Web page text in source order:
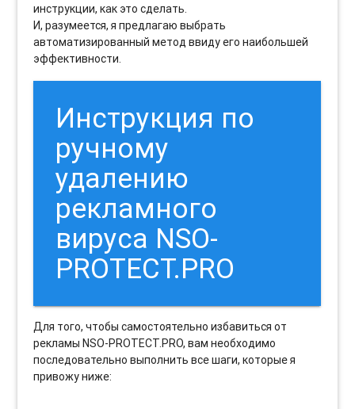
инструкции, как это сделать.
И, разумеется, я предлагаю выбрать
автоматизированный метод ввиду его наибольшей
эффективности.
Инструкция по
ручному
удалению
рекламного
вируса NSO-
PROTECT.PRO
Для того, чтобы самостоятельно избавиться от
рекламы NSO-PROTECT.PRO, вам необходимо
последовательно выполнить все шаги, которые я
привожу ниже: